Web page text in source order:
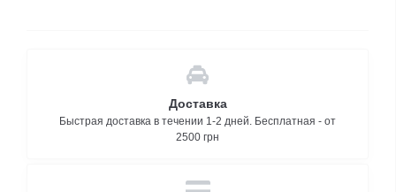
Доставка
Быстрая доставка в течении 1-2 дней. Бесплатная - от
2500 грн